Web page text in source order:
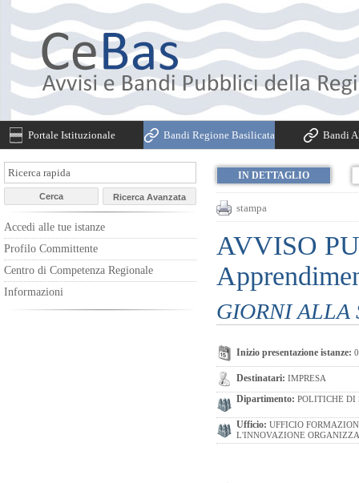
Portale Istituzionale Bandi Regione Basilicata Bandi
Accedi alle tue istanze
Profilo Committente
Centro di Competenza Regionale
Informazioni
IN DETTAGLIO
stampa
AVVISO
GIORNI ALLA
Inizio presentazione istanze:
Destinatari: IMPRESA
Dipartimento: POLITICHE DI
Ufficio: UFFICIO
L'INNOVAZIONE